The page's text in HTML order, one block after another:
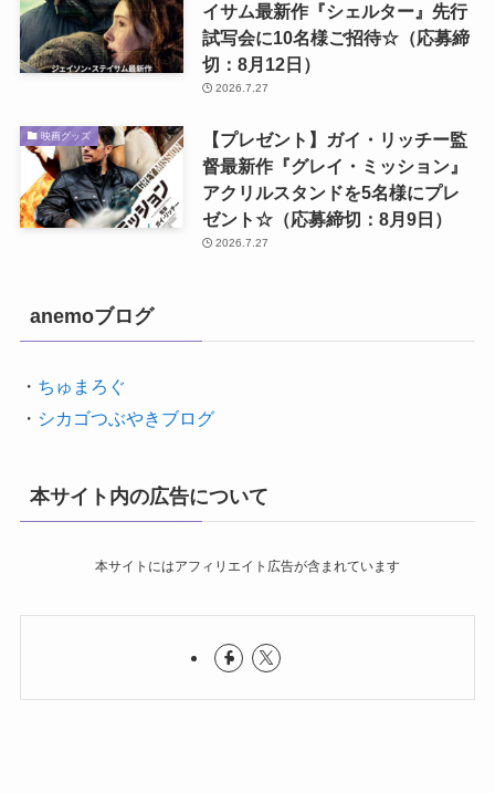
イサム最新作『シェルター』先行
試写会に10名様ご招待☆（応募締
切：8月12日）
2026.7.27
映画グッズ
【プレゼント】ガイ・リッチー監
督最新作『グレイ・ミッション』
アクリルスタンドを5名様にプレ
ゼント☆（応募締切：8月9日）
2026.7.27
anemoブログ
・ ちゅまろぐ
・ シカゴつぶやきブログ
本サイト内の広告について
本サイトにはアフィリエイト広告が含まれています